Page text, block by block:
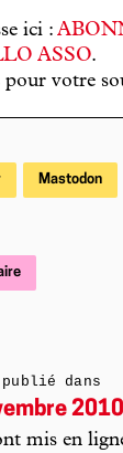
ici :
ASSO.
votre
Mastodon
dans
mis en